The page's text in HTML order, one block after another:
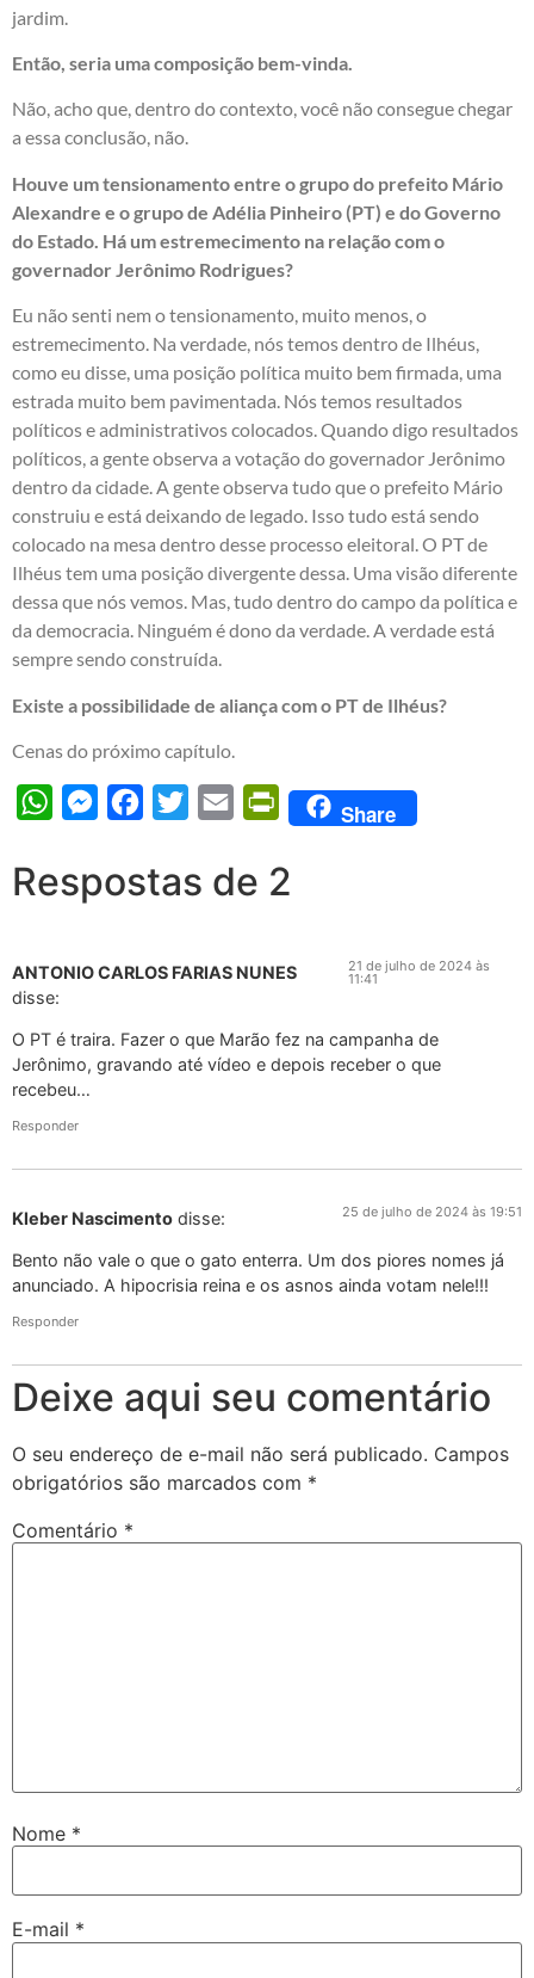
jardim.
Então, seria uma composição bem-vinda.
Não, acho que, dentro do contexto, você não consegue chegar
a essa conclusão, não.
Houve um tensionamento entre o grupo do prefeito Mário
Alexandre e o grupo de Adélia Pinheiro (PT) e do Governo
do Estado. Há um estremecimento na relação com o
governador Jerônimo Rodrigues?
Eu não senti nem o tensionamento, muito menos, o
estremecimento. Na verdade, nós temos dentro de Ilhéus,
como eu disse, uma posição política muito bem firmada, uma
estrada muito bem pavimentada. Nós temos resultados
políticos e administrativos colocados. Quando digo resultados
políticos, a gente observa a votação do governador Jerônimo
dentro da cidade. A gente observa tudo que o prefeito Mário
construiu e está deixando de legado. Isso tudo está sendo
colocado na mesa dentro desse processo eleitoral. O PT de
Ilhéus tem uma posição divergente dessa. Uma visão diferente
dessa que nós vemos. Mas, tudo dentro do campo da política e
da democracia. Ninguém é dono da verdade. A verdade está
sempre sendo construída.
Existe a possibilidade de aliança com o PT de Ilhéus?
Cenas do próximo capítulo.
WhatsAppMessengerFacebook
Twitter Email PrintFriendly
Share
Respostas de 2
ANTONIO CARLOS FARIAS NUNES
disse:
21 de julho de 2024 às
11:41
O PT é traira. Fazer o que Marão fez na campanha de
Jerônimo, gravando até vídeo e depois receber o que
recebeu…
Responder
Kleber Nascimento disse: 25 de julho de 2024 às 19:51
Bento não vale o que o gato enterra. Um dos piores nomes já
anunciado. A hipocrisia reina e os asnos ainda votam nele!!!
Responder
Deixe aqui seu comentário
O seu endereço de e-mail não será publicado. Campos
obrigatórios são marcados com *
Comentário *
Nome *
E-mail *